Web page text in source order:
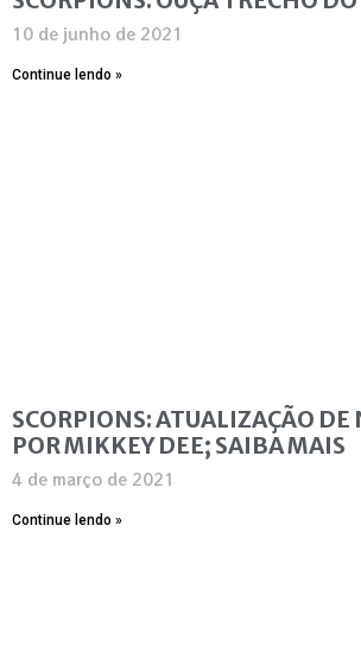
10 de junho de 2021
Continue lendo »
SCORPIONS: ATUALIZAÇÃO
POR MIKKEY DEE; SAIBA MAIS
4 de março de 2021
Continue lendo »